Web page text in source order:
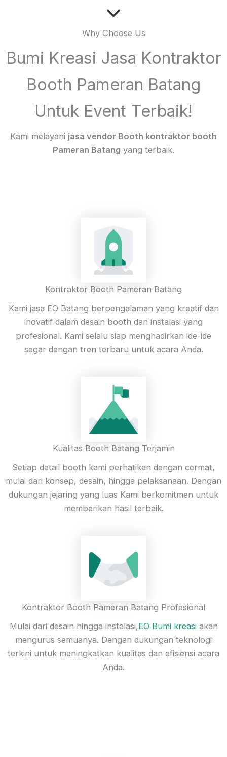
Why Choose Us
Bumi Kreasi Jasa Kontraktor
Booth Pameran Batang
Untuk Event Terbaik!
Kami melayani jasa vendor Booth kontraktor booth
Pameran Batang yang terbaik.
Kontraktor Booth Pameran Batang
Kami jasa EO Batang berpengalaman yang kreatif dan
inovatif dalam desain booth dan instalasi yang
profesional. Kami selalu siap menghadirkan ide-ide
segar dengan tren terbaru untuk acara Anda.
Kualitas Booth Batang Terjamin
Setiap detail booth kami perhatikan dengan cermat,
mulai dari konsep, desain, hingga pelaksanaan. Dengan
dukungan jejaring yang luas Kami berkomitmen untuk
memberikan hasil terbaik.
Kontraktor Booth Pameran Batang Profesional
Mulai dari desain hingga instalasi,EO Bumi kreasiakan
mengurus semuanya. Dengan dukungan teknologi
terkini untuk meningkatkan kualitas dan efisiensi acara
Anda.